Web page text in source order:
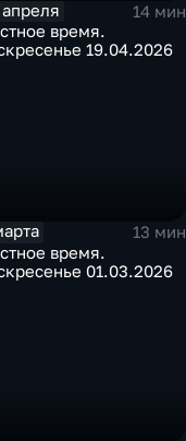
апреля
14 мин
время.
19.04.2026
13 мин
время.
01.03.2026